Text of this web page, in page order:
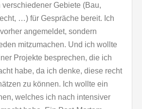
Gebiete (Bau,
…) für Gespräche bereit. Ich
angemeldet, sondern
mitzumachen. Und ich wollte
Projekte besprechen, die ich
habe, da ich denke, diese recht
zu können. Ich wollte ein
welches ich nach intensiver